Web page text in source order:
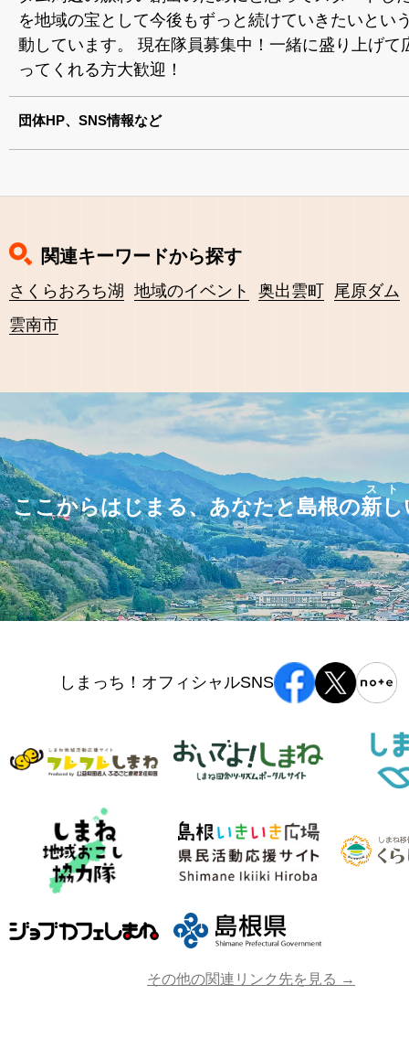
を地域の宝として今後もずっと続けていきたいとい
動しています。 現在隊員募集中！一緒に盛り上げて
ってくれる方大歓迎！
団体HP、SNS情報など
関連キーワードから探す
さくらおろち湖 地域のイベント 奥出雲町
尾原ダム
雲南市
ここからはじまる、あなたと島根の新し
スト
しまっち！オフィシャルSNS
その他の関連リンク先を見る →